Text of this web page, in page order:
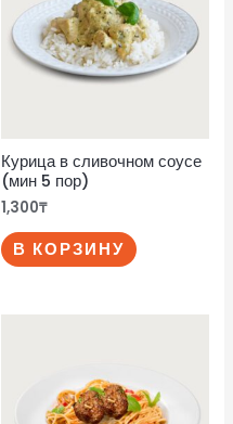
Курица в сливочном соусе
(мин 5 пор)
1,300₸
В КОРЗИНУ